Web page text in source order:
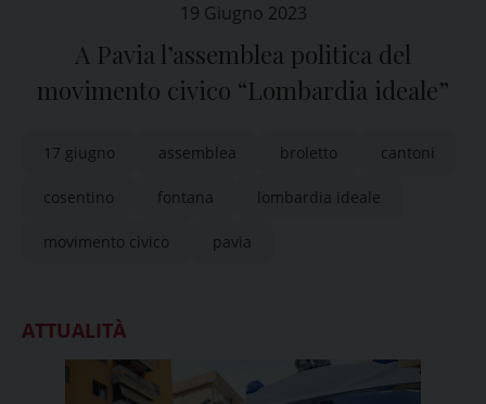
19 Giugno 2023
A Pavia l’assemblea politica del
movimento civico “Lombardia ideale”
17 giugno assemblea broletto cantoni
cosentino fontana lombardia ideale
movimento civico pavia
ATTUALITÀ